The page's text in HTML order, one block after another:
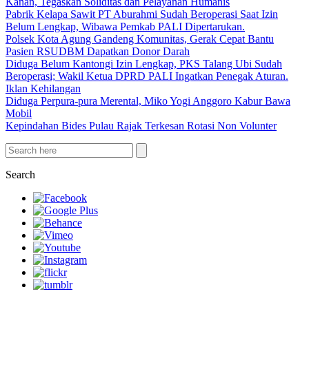
Pabrik Kelapa Sawit PT Aburahmi Sudah Beroperasi Saat Izin
Belum Lengkap, Wibawa Pemkab PALI Dipertarukan.
Polsek Kota Agung Gandeng Komunitas, Gerak Cepat Bantu
Pasien RSUDBM Dapatkan Donor Darah
Diduga Belum Kantongi Izin Lengkap, PKS Talang Ubi Sudah
Beroperasi; Wakil Ketua DPRD PALI Ingatkan Penegak Aturan.
Iklan Kehilangan
Diduga Perpura-pura Merental, Miko Yogi Anggoro Kabur Bawa
Mobil
Kepindahan Bides Pulau Rajak Terkesan Rotasi Non Volunter
Search